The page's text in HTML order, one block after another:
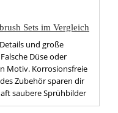
Sets im Vergleich
und große
Düse oder
Motiv. Korrosionsfreie
Zubehör sparen dir
saubere Sprühbilder